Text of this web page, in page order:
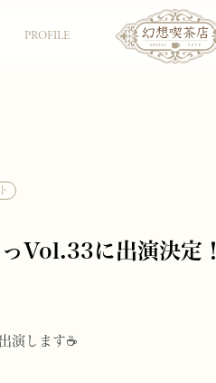
PROFILE
Vol.33に出演決定！
演します☕️